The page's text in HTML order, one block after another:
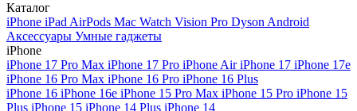
Каталог
iPhone iPad AirPods Mac Watch Vision Pro Dyson Android
Аксессуары Умные гаджеты
iPhone
iPhone 17 Pro Max iPhone 17 Pro iPhone AiriPhone 17 iPhone 17e
iPhone 16 Pro Max iPhone 16 Pro iPhone 16 Plus
iPhone 16 iPhone 16e iPhone 15 Pro Max iPhone 15 Pro iPhone 15
Plus iPhone 15 iPhone 14 Plus iPhone 14